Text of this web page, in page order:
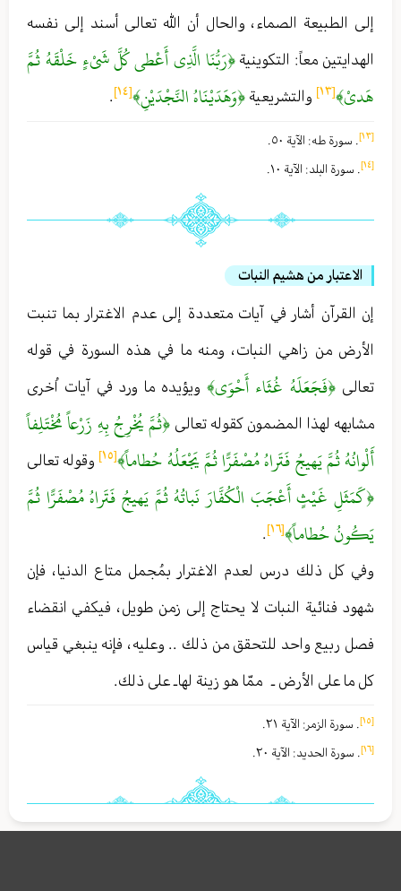
إلى الطبيعة الصماء ، والحال أن الله تعالى أسند إلى نفسه
الهدايتين معاً : التكوينية﴿رَبُّنَا الَّذِي أَعْطى‏ كُلَّ شَيْ‏ءٍ خَلْقَهُ ثُمَّ
هَدىْ﴾[١٣] والتشريعية ﴿وَهَدَيْنَاهُ النَّجْدَيْنِ﴾[١٤] .
[١٣] . سورة طه : الآية ٥٠ .
[١٤] . سورة البلد : الآية ١٠ .
الاعتبار من هشيم النبات
إن القرآن أشار في آيات متعددة إلى عدم الاغترار بما تنبت
الأرض من زاهي النبات ، ومنه ما في هذه السورة في قوله
تعالى ﴿فَجَعَلَهُ غُثَاء أَحْوَى﴾ ويؤيده ما ورد في آيات اُخرى
مشابهه لهذا المضمون كقوله تعالى ﴿ثُمَّ يُخْرِجُ بِهِ زَرْعاً مُخْتَلِفاً
أَلْوانُهُ ثُمَّ يَهيجُ فَتَراهُ مُصْفَرًّا ثُمَّ يَجْعَلُهُ حُطاماً﴾[١٥] وقوله تعالى
﴿كَمَثَلِ غَيْثٍ أَعْجَبَ الْكُفَّارَ نَباتُهُ ثُمَّ يَهيجُ فَتَراهُ مُصْفَرًّا ثُمَّ
يَكُونُ حُطاماً﴾[١٦]
.
وفي كل ذلك درس لعدم الاغترار بمُجمل متاع الدنيا ، فإن
شهود فنائية النبات لا يحتاج إلى زمن طويل ، فيكفي انقضاء
فصل ربيع واحد للتحقق من ذلك . . وعليه ، فإنه ينبغي قياس
كل ما على الأرض ـ ممّا هو زينة لها ـ على ذلك .
[١٥] . سورة الزمر : الآية ٢١ .
[١٦] . سورة الحديد : الآية ٢٠ .